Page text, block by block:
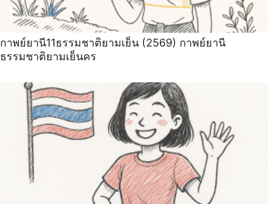
กาพย์ยานี11ธรรมชาติยามเย็น (2569) กาพย์ยานี
ธรรมชาติยามเย็นคร